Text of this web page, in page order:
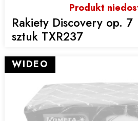
Produkt
Rakiety Discovery op. 7
sztuk TXR237
WIDEO